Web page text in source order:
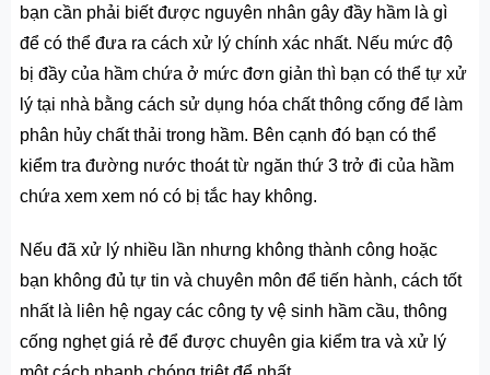
bạn cần phải biết được nguyên nhân gây đầy hầm là gì
để có thể đưa ra cách xử lý chính xác nhất. Nếu mức độ
bị đầy của hầm chứa ở mức đơn giản thì bạn có thể tự xử
lý tại nhà bằng cách sử dụng hóa chất thông cống để làm
phân hủy chất thải trong hầm. Bên cạnh đó bạn có thể
kiểm tra đường nước thoát từ ngăn thứ 3 trở đi của hầm
chứa xem xem nó có bị tắc hay không.
Nếu đã xử lý nhiều lần nhưng không thành công hoặc
bạn không đủ tự tin và chuyên môn để tiến hành, cách tốt
nhất là liên hệ ngay các công ty vệ sinh hầm cầu, thông
cống nghẹt giá rẻ để được chuyên gia kiểm tra và xử lý